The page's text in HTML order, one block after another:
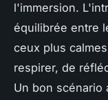
l'immersion.
équilibrée entre
ceux plus
respirer, de
Un bon scénario